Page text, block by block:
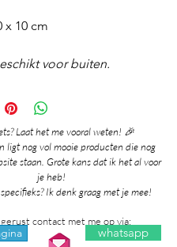
x 10 cm
voor buiten.
Laat het me vooral weten! 🎉
ligt nog vol mooie producten die nog
staan. Grote kans dat ik het al voor
je heb!
Ik denk graag met je mee!
contact met me op via:
whatsapp